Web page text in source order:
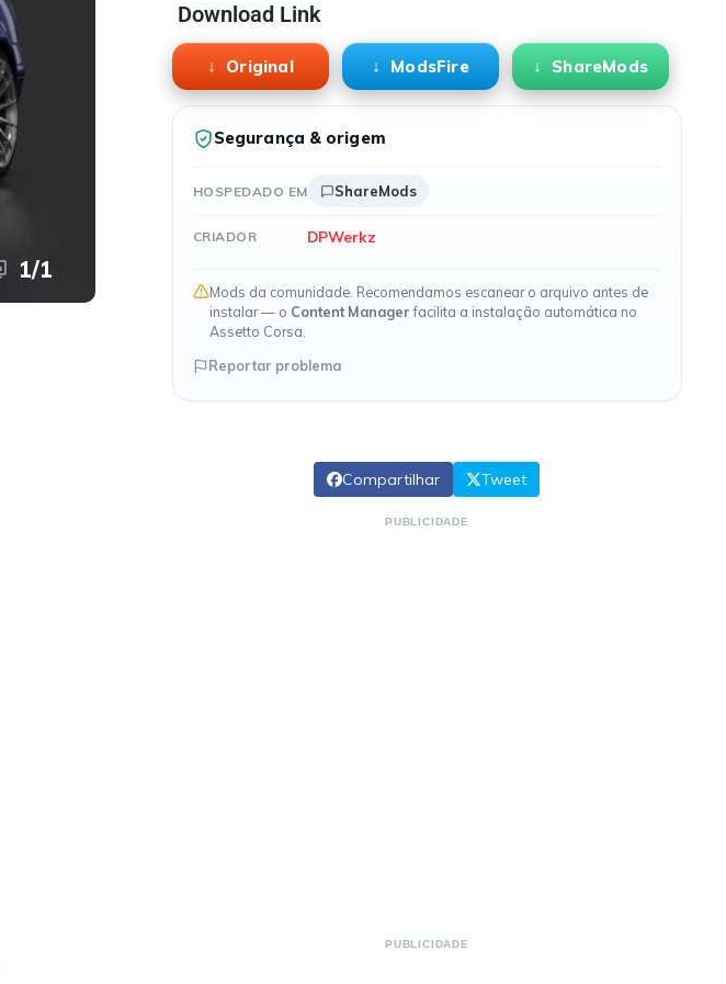
1/1
Download Link
Original ModsFire ShareMods
Segurança & origem
HOSPEDADO EM ShareMods
CRIADOR DPWerkz
Mods da comunidade. Recomendamos escanear o arquivo antes de
instalar — o Content Managerfacilita a instalação automática no
Assetto Corsa.
Reportar problema
Compartilhar Tweet
PUBLICIDADE
PUBLICIDADE